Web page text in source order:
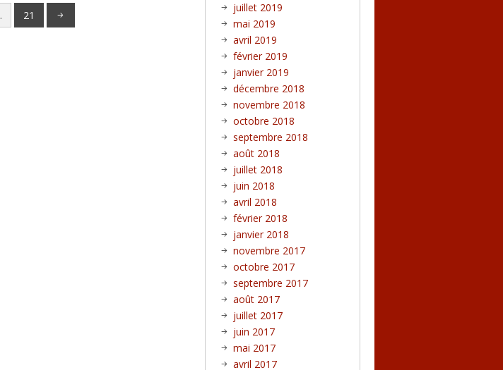
21
juillet 2019
mai 2019
avril 2019
février 2019
janvier 2019
décembre 2018
novembre 2018
octobre 2018
septembre 2018
août 2018
juillet 2018
juin 2018
avril 2018
février 2018
janvier 2018
novembre 2017
octobre 2017
septembre 2017
août 2017
juillet 2017
juin 2017
mai 2017
avril 2017